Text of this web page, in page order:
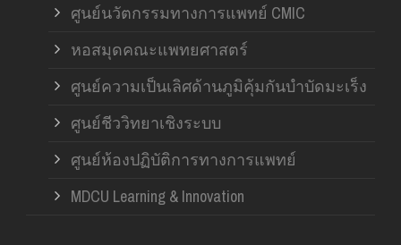
ศูนย์นวัตกรรมทางการแพทย์ CMIC
หอสมุดคณะแพทยศาสตร์
ศูนย์ความเป็นเลิศด้านภูมิคุ้มกันบำบัดมะเร็ง
ศูนย์ชีววิทยาเชิงระบบ
ศูนย์ห้องปฏิบัติการทางการแพทย์
MDCU Learning & Innovation